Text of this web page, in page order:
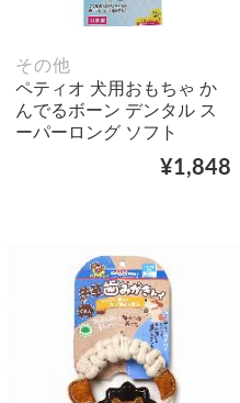
その他
ペティオ 犬用おもちゃ か
んでるボーン デンタル ス
ーパーロング ソフト
¥1,848